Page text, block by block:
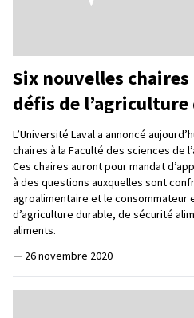
Six nouvelles
défis de l’agriculture
L’Université Laval a annoncé
chaires à la Faculté des sciences de
Ces chaires auront pour mandat
à des questions auxquelles sont
agroalimentaire et le consommateur
d’agriculture durable, de sécurité
aliments.
— 26 novembre 2020